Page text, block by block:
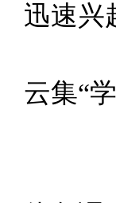
迅速兴
云集“